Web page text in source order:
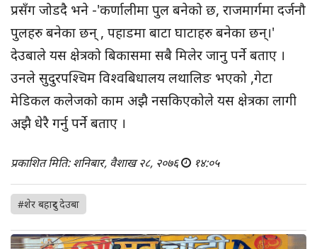
प्रसँग जोडदै भने -'कर्णालीमा पुल बनेको छ, राजमार्गमा दर्जनौ
पुलहरु बनेका छन् , पहाडमा बाटा घाटाहरु बनेका छन्।'
देउबाले यस क्षेत्रको बिकासमा सबै मिलेर जानु पर्ने बताए ।
उनले सुदुरपश्चिम विश्वबिधालय लथालिङ भएको ,गेटा
मेडिकल कलेजको काम अझै नसकिएकोले यस क्षेत्रका लागी
अझै धेरै गर्नु पर्ने बताए ।
प्रकाशित मिति: शनिबार, वैशाख २८, २०७६ १४:०५
#शेर बहादुर देउबा